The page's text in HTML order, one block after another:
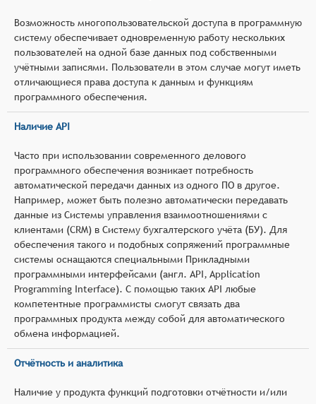
Возможность многопользовательской доступа в программную
систему обеспечивает одновременную работу нескольких
пользователей на одной базе данных под собственными
учётными записями. Пользователи в этом случае могут иметь
отличающиеся права доступа к данным и функциям
программного обеспечения.
Наличие API
Часто при использовании современного делового
программного обеспечения возникает потребность
автоматической передачи данных из одного ПО в другое.
Например, может быть полезно автоматически передавать
данные из Системы управления взаимоотношениями с
клиентами (CRM) в Систему бухгалтерского учёта (БУ). Для
обеспечения такого и подобных сопряжений программные
системы оснащаются специальными Прикладными
программными интерфейсами (англ. API, Application
Programming Interface). С помощью таких API любые
компетентные программисты смогут связать два
программных продукта между собой для автоматического
обмена информацией.
Отчётность и аналитика
Наличие у продукта функций подготовки отчётности и/или